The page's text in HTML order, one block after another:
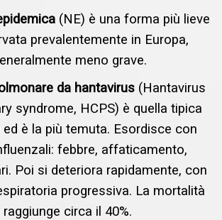
(NE) è una forma più lieve
prevalentemente in Europa,
meno grave.
da hantavirus (Hantavirus
syndrome, HCPS) è quella tipica
ed è la più temuta. Esordisce con
febbre, affaticamento,
Poi si deteriora rapidamente, con
progressiva. La mortalità
circa il 40%.